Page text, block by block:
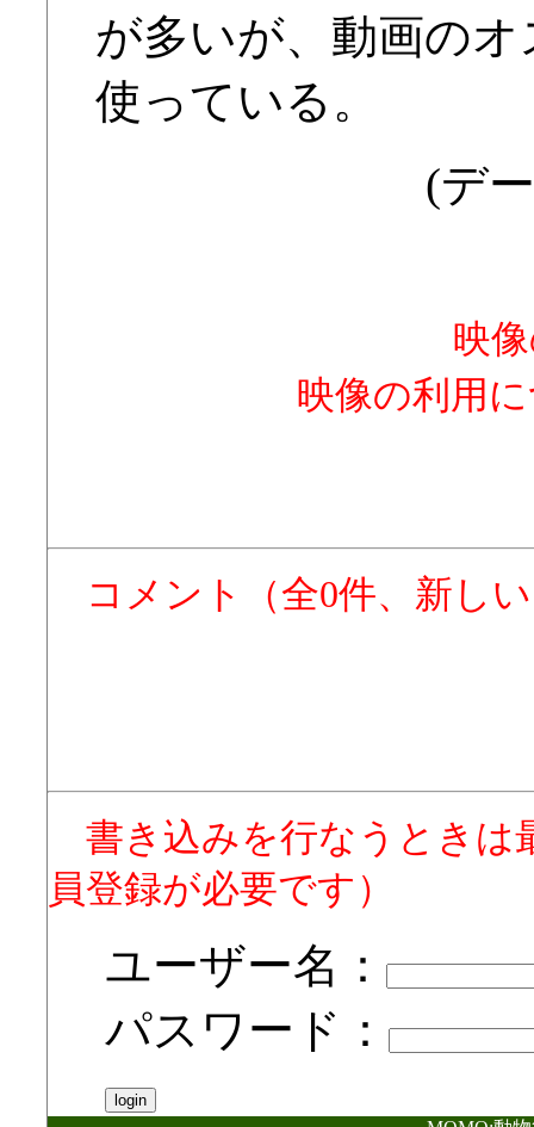
が多いが、動画の
使っている。
(デ
映
映像の利用
コメント（全0件、新し
書き込みを行なうときは
員登録が必要です）
ユーザー名：
パスワード：